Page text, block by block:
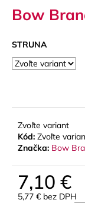
produktu
je
z
5
hviezdičiek.
Bow
STRUNA
Zvoľte variant
Kód: Zvoľte
Značka: Bow
7,10 €
5,77 € bez DPH
p
o
ú
a